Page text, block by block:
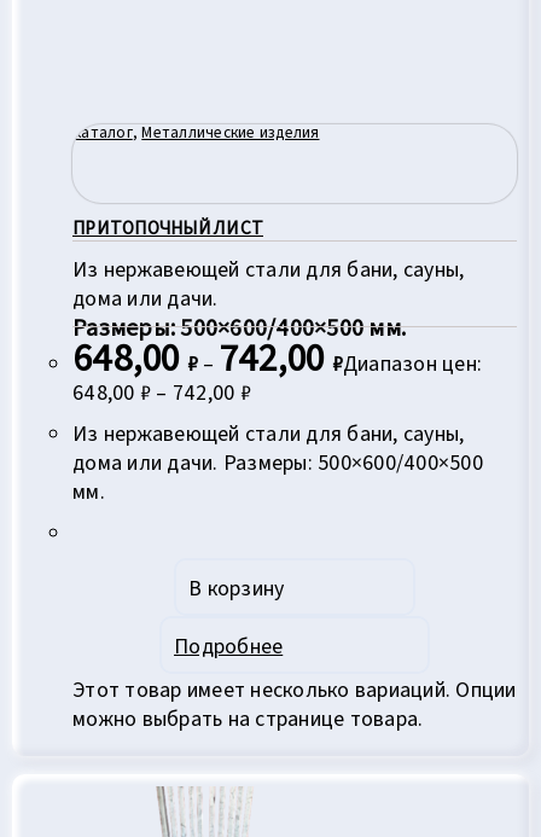
Каталог,Металлические изделия
ПРИТОПОЧНЫЙ ЛИСТ
Из нержавеющей стали для бани, сауны,
дома или дачи.
Размеры: 500×600/400×500 мм.
648,00 ₽ – 742,00 ₽Диапазон цен:
648,00 ₽ – 742,00 ₽
Из нержавеющей стали для бани, сауны,
дома или дачи. Размеры: 500×600/400×500
мм.
В корзину
Подробнее
Этот товар имеет несколько вариаций. Опции
можно выбрать на странице товара.